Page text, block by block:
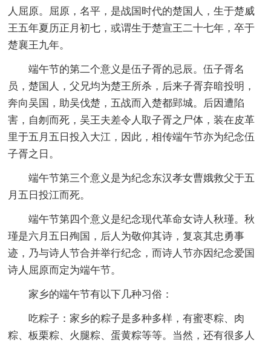
人屈原。屈原，名平，是战国时代的楚国人，生于楚威
王五年夏历正月初七，或谓生于楚宣王二十七年，卒于
楚襄王九年。
端午节的第二个意义是伍子胥的忌辰。伍子胥名
员，楚国人，父兄均为楚王所杀，后来子胥弃暗投明，
奔向吴国，助吴伐楚，五战而入楚都郢城。后因遭陷
害，自刎而死，吴王夫差令人取子胥之尸体，装在皮革
里于五月五日投入大江，因此，相传端午节亦为纪念伍
子胥之日。
端午节第三个意义是为纪念东汉孝女曹娥救父于五
月五日投江而死。
端午节第四个意义是纪念现代革命女诗人秋瑾。秋
瑾是六月五日殉国，后人为敬仰其诗，复哀其忠勇事
迹，乃与诗人节合并举行纪念，而诗人节亦因纪念爱国
诗人屈原而定为端午节。
家乡的端午节有以下几种习俗：
吃粽子：家乡的粽子是多种多样，有蜜枣粽、肉
粽、板栗粽、火腿粽、蛋黄粽等等。当然，还有很多人